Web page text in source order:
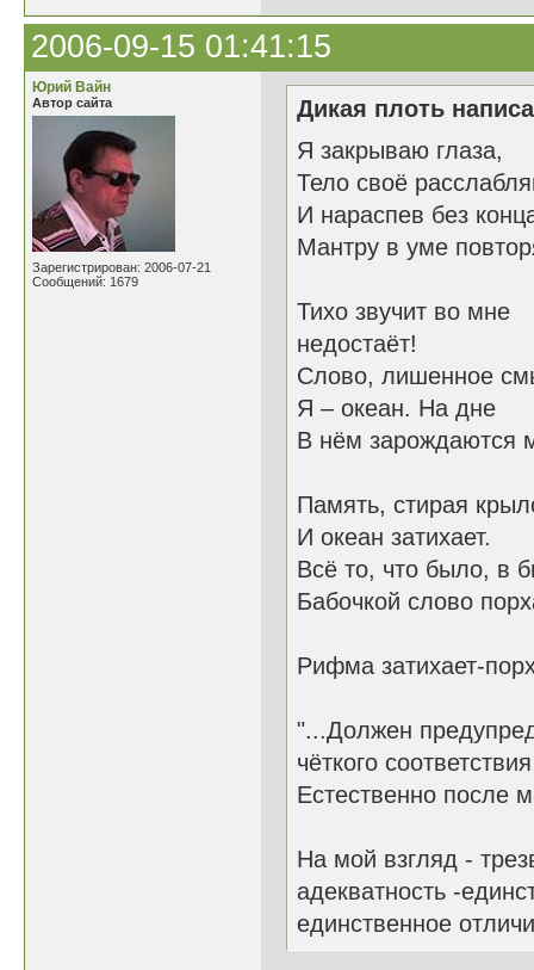
2006-09-15 01:41:15
Юрий Вайн
Автор сайта
Зарегистрирован: 2006-07-21
Сообщений: 1679
Дикая плоть
Я закрываю глаза,
Тело своё
И нараспев без
Мантру в уме
Тихо звучит во
недостаёт!
Слово, лишенное
Я – океан. На дне
В нём зарождаются
Память, стирая
И океан затихает.
Всё то, что было, в
Бабочкой слово
Рифма затихает-
"...Должен
чёткого
Естественно после
На мой взгляд -
адекватность -
единственное